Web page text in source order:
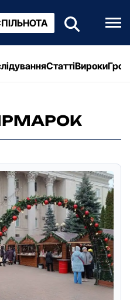
СтаттіВироки